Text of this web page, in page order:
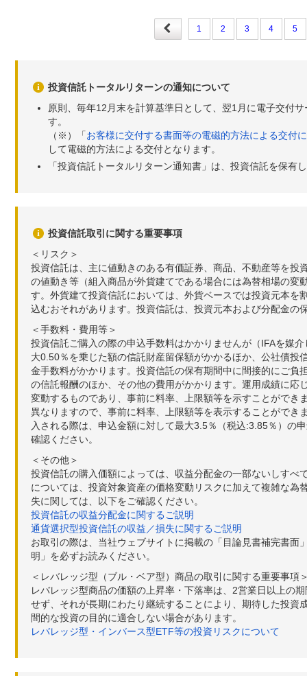
1 2 3 4 5
投資信託トータルリターンの通知について
原則、毎年12月末を計算基準日として、翌1月に電子交付
す。
（※）「お客様に交付する書面等の電磁的方法による交付
して電磁的方法による交付となります。
「投資信託トータルリターン通知書」は、投資信託を保有
投資信託取引に関する重要事項
＜リスク＞
投資信託は、主に値動きのある有価証券、商品、不動産等を
の値動き等（組入商品が外貨建てである場合には為替相場の
す。外貨建て投資信託においては、外貨ベースでは投資元本
込むおそれがあります。投資信託は、投資元本および分配金の
＜手数料・費用等＞
投資信託ご購入の際の申込手数料はかかりませんが（IFAを媒
大0.50％を乗じた額の信託財産留保額がかかるほか、公社債
金手数料がかかります。投資信託の保有期間中に間接的にご
の信託報酬のほか、その他の費用がかかります。運用成績に
変動するものであり、事前に料率、上限額等を示すことがで
異なりますので、事前に料率、上限額等を表示することがで
入される際は、申込金額に対して最大3.5％（税込:3.85％）の
確認ください。
＜その他＞
投資信託の購入価額によっては、収益分配金の一部ないしす
については、投資対象資産の価格変動リスクに加えて複雑な
失に関しては、以下をご確認ください。
投資信託の収益分配金に関するご説明
通貨選択型投資信託の収益／損失に関するご説明
お取引の際は、当社ウェブサイトに掲載の「目論見書補完書
明」を必ずお読みください。
＜レバレッジ型（ブル・ベア型）商品の取引に関する重要事項
レバレッジ型商品の価額の上昇率・下落率は、2営業日以上の
せず、それが長期にわたり継続することにより、期待した投
間的な投資の目的に適合しない場合があります。
レバレッジ型・インバース型ETF等の投資リスクについて